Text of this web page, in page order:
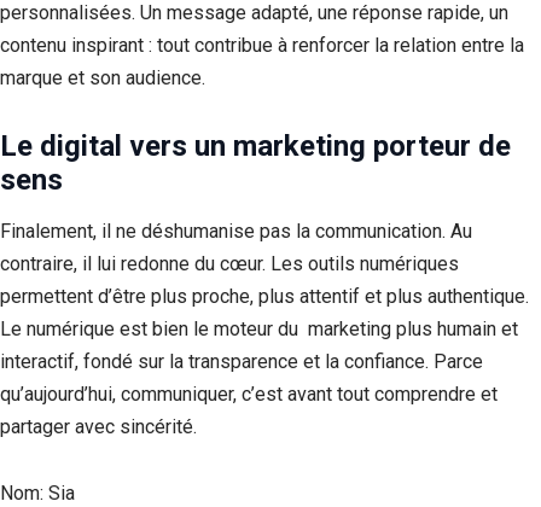
personnalisées. Un message adapté, une réponse rapide, un
contenu inspirant : tout contribue à renforcer la relation entre la
marque et son audience.
Le digital vers un marketing porteur de
sens
Finalement, il ne déshumanise pas la communication. Au
contraire, il lui redonne du cœur. Les outils numériques
permettent d’être plus proche, plus attentif et plus authentique.
Le numérique est bien le moteur du marketing plus humain et
interactif, fondé sur la transparence et la confiance. Parce
qu’aujourd’hui, communiquer, c’est avant tout comprendre et
partager avec sincérité.
Nom: Sia